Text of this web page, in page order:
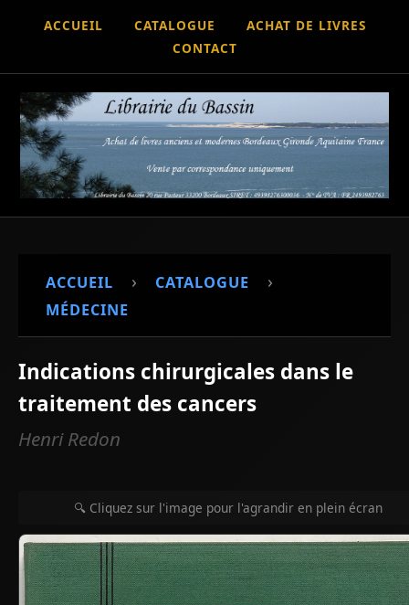
ACCUEIL CATALOGUE
ACHAT DE LIVRES
CONTACT
ACCUEIL › CATALOGUE ›
MÉDECINE
Indications chirurgicales dans le
traitement des cancers
Henri Redon
🔍 Cliquez sur l'image pour l'agrandir en plein écran